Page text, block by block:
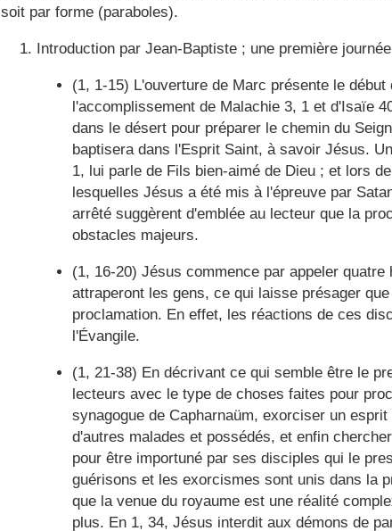
soit par forme (paraboles).
Introduction par Jean-Baptiste ; une première
(1, 1-15) L'ouverture de Marc présente le
l'accomplissement de Malachie 3, 1 et d'Isaïe
dans le désert pour préparer le chemin du
baptisera dans l'Esprit Saint, à savoir Jésus.
1, lui parle de Fils bien-aimé de Dieu ; et lors
lesquelles Jésus a été mis à l'épreuve par
arrêté suggèrent d'emblée au lecteur que la
obstacles majeurs.
(1, 16-20) Jésus commence par appeler
attraperont les gens, ce qui laisse présager
proclamation. En effet, les réactions de ces
l'Évangile.
(1, 21-38) En décrivant ce qui semble être le
lecteurs avec le type de choses faites pour
synagogue de Capharnaüm, exorciser un
d'autres malades et possédés, et enfin
pour être importuné par ses disciples qui le
guérisons et les exorcismes sont unis dans la
que la venue du royaume est une réalité
plus. En 1, 34, Jésus interdit aux démons de